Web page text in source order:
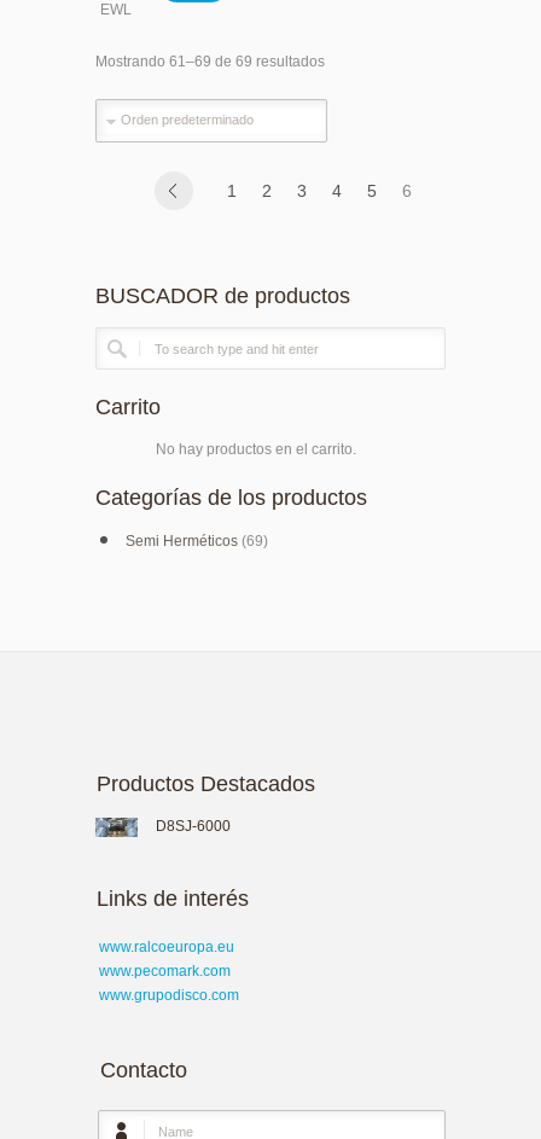
EWL
Mostrando 61–69 de 69 resultados
1 2 3 4 5 6
BUSCADOR de productos
Carrito
No hay productos en el carrito.
Categorías de los productos
Semi Herméticos (69)
Productos Destacados
D8SJ-6000
Links de interés
www.ralcoeuropa.eu
www.pecomark.com
www.grupodisco.com
Contacto